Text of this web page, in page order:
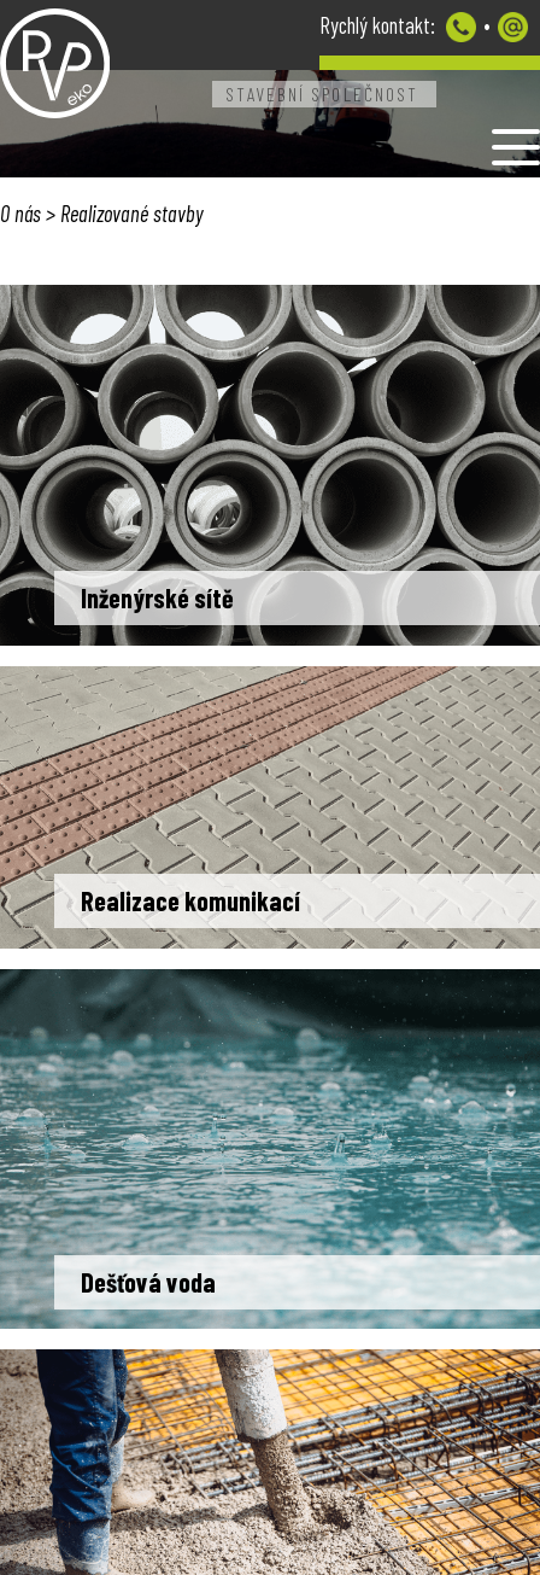
Rychlý kontakt: •
STAVEBNÍ SPOLEČNOST
O NÁS
PROJEKTY
O nás> Realizované stavby
Inženýrské sítě
Realizace komunikací
Dešťová voda